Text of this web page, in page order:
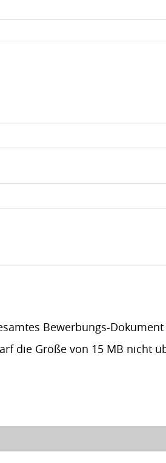
Bewerbungs-
die Größe von 15 MB